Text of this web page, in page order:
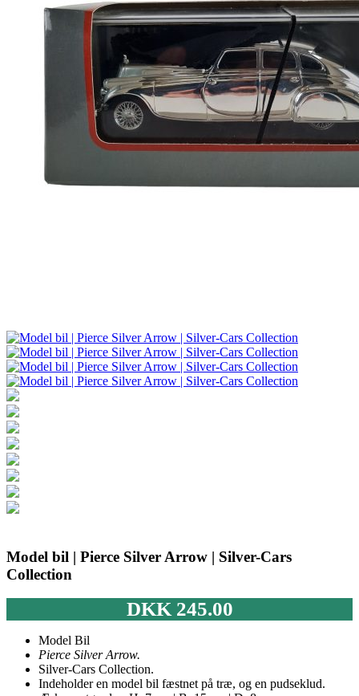
Model bil | Pierce Silver Arrow | Silver-Cars
Collection
DKK245.00
Model Bil
Pierce Silver Arrow.
Silver-Cars Collection.
Indeholder en model bil fæstnet på træ, og en pudseklud.